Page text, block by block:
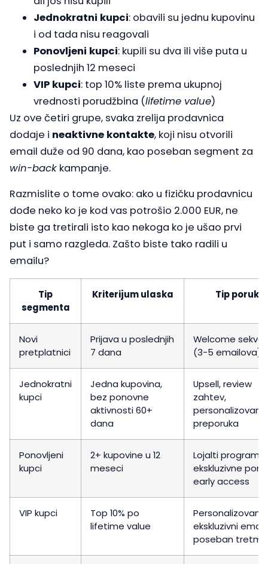
Jednokratni kupci: obavili su jednu kupovinu
i od tada nisu reagovali
Ponovljeni kupci: kupili su dva ili više puta u
poslednjih 12 meseci
VIP kupci: top 10% liste prema ukupnoj
vrednosti porudžbina (lifetime value)
Uz ove četiri grupe, svaka zrelija prodavnica
dodaje i neaktivne kontakte, koji nisu otvorili
email duže od 90 dana, kao poseban segment za
win-back kampanje.
Razmislite o tome ovako: ako u fizičku prodavnicu
dođe neko ko je kod vas potrošio 2.000 EUR, ne
biste ga tretirali isto kao nekoga ko je ušao prvi
put i samo razgleda. Zašto biste tako radili u
emailu?
Tip
segmenta
Kriterijum ulaska Tip poruke
Novi
pretplatnici
Prijava u poslednjih
7 dana
Welcome
(3-5 emailova)
Jednokratni
kupci
Jedna kupovina,
bez ponovne
aktivnosti 60+
dana
Upsell, review
zahtev,
personalizovana
preporuka
Ponovljeni
kupci
2+ kupovine u 12
meseci
Lojalti program,
ekskluzivne
early access
VIP kupci
Top 10% po
lifetime value
Personalizovani
ekskluzivni
poseban